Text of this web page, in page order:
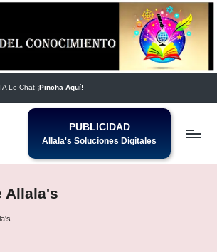
Le Chat ¡Pincha Aquí!
PUBLICIDAD
Allala's Soluciones Digitales
Allala's